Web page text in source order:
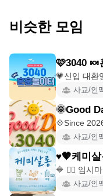
비슷한 모임
🩷3040 🍬
💗신입 대환영💗 since.24.12.13 🌈 새로
나
사교/인
🌞Good
💠Since 2026.7.2💠 😄오늘의 만
되는 모임
사교/인
♥️🧡케미
사교/인